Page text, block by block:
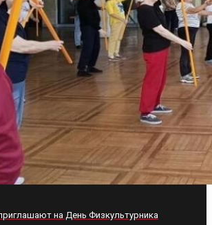
на День Физкультурника